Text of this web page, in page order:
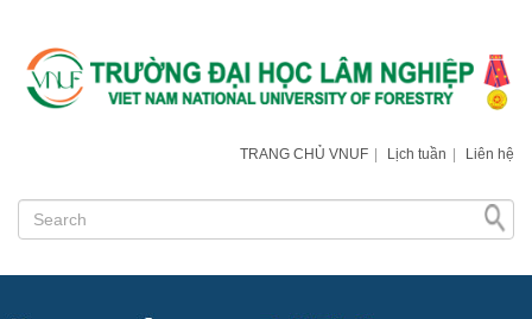
TRANG CHỦ VNUF | Lịch tuần | Liên hệ